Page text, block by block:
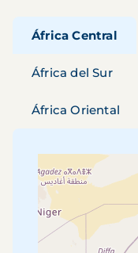
África Central
África del Sur
África Oriental